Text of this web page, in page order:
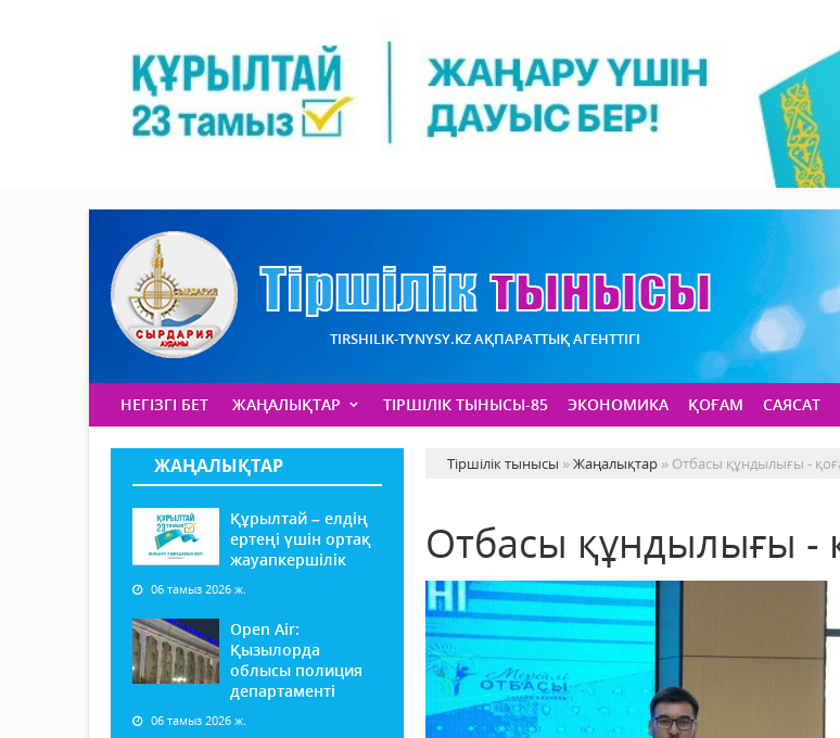
TIRSHILIK-TYNYSY.KZ АҚПАРАТТЫҚ АГЕНТТІГІ
НЕГІЗГІ БЕТ ЖАҢАЛЫҚТАР ТІРШІЛІК ТЫНЫСЫ-85 ЭКОНОМИКА ҚОҒАМ САЯСАТ
ЖАҢАЛЫҚТАР
Құрылтай – елдің
ертеңі үшін ортақ
жауапкершілік
06 тамыз 2026 ж.
Open Air:
Қызылорда
облысы полиция
департаменті
06 тамыз 2026 ж.
Тіршілік тынысы »Жаңалықтар » Отбасы құндылығы -
Отбасы құндылығы -